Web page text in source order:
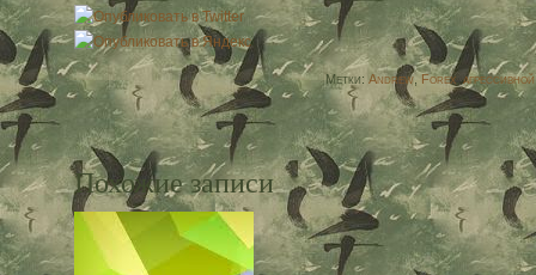
Метки: Andrew, Forex,агрессивной
Похожие записи